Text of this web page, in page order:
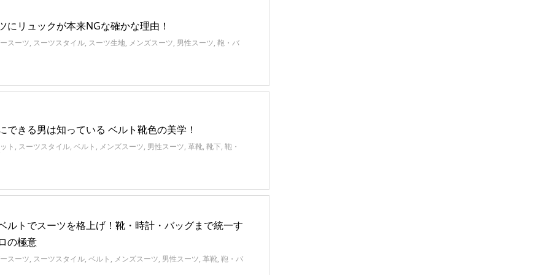
にリュックが本来NGな確かな理由！
スーツ, スーツスタイル, スーツ生地, メンズスーツ, 男性スーツ, 鞄・バ
できる男は知っている ベルト靴色の美学！
ト , スーツスタイル, ベルト , メンズスーツ, 男性スーツ, 革靴, 靴下, 鞄・
ルトでスーツを格上げ！靴・時計・バッグまで統一す
の極意
スーツ, スーツスタイル, ベルト , メンズスーツ, 男性スーツ, 革靴, 鞄・バ